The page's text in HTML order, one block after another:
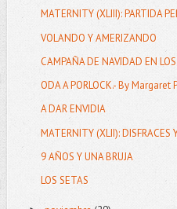
MATERNITY (XLIII): PARTIDA
VOLANDO Y AMERIZANDO
CAMPAÑA DE NAVIDAD EN LOS
ODA A PORLOCK.- By Margaret
A DAR ENVIDIA
MATERNITY (XLII): DISFRACES
9 AÑOS Y UNA BRUJA
LOS SETAS